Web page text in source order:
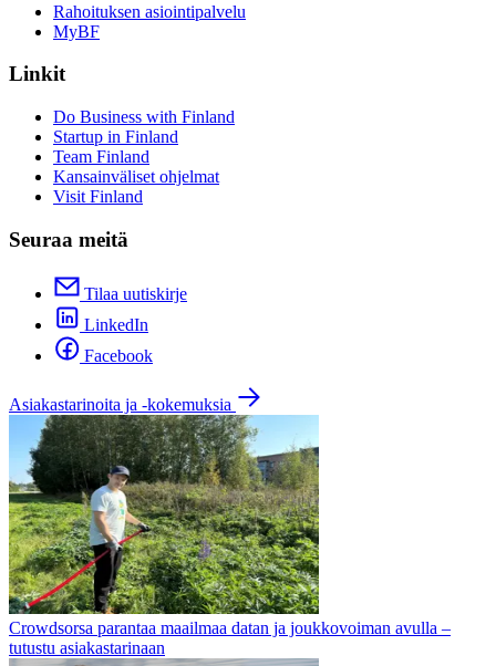
Rahoituksen asiointipalvelu
MyBF
Linkit
Do Business with Finland
Startup in Finland
Team Finland
Kansainväliset ohjelmat
Visit Finland
Seuraa meitä
Tilaa uutiskirje
LinkedIn
Facebook
Asiakastarinoita ja -kokemuksia
Crowdsorsa parantaa maailmaa datan ja joukkovoiman avulla –
tutustu asiakastarinaan